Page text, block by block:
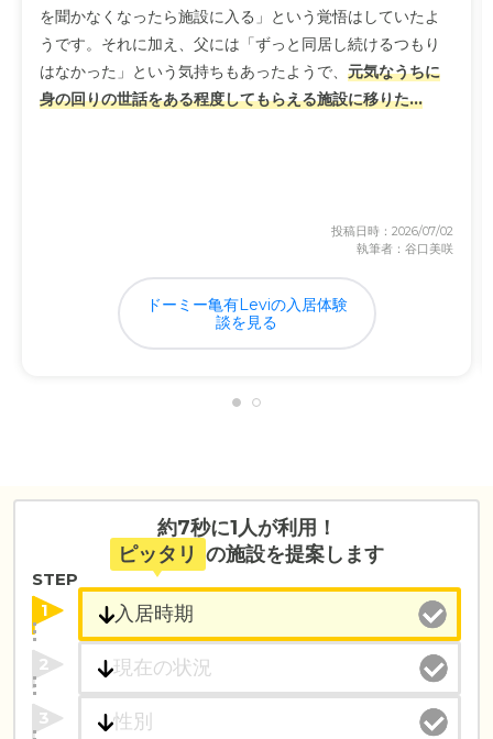
を聞かなくなったら施設に入る」という覚悟はしていたよ
うです。それに加え、父には「ずっと同居し続けるつもり
はなかった」という気持ちもあったようで、 元気なうちに
身の回りの世話をある程度してもらえる施設に移りた...
投稿日時：2026/07/02
執筆者：谷口美咲
ドーミー亀有Leviの入居体験
談を見る
約7秒に1人が利用！
ピッタリ の施設を提案します
STEP
1
2
3